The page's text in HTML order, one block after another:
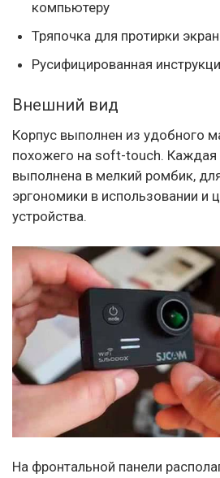
компьютеру
Тряпочка для протирки
Русифицированная
Внешний вид
Корпус выполнен из удобного
похожего на soft-touch. Каждая
выполнена в мелкий ромбик,
эргономики в использовании и
устройства.
На фронтальной панели